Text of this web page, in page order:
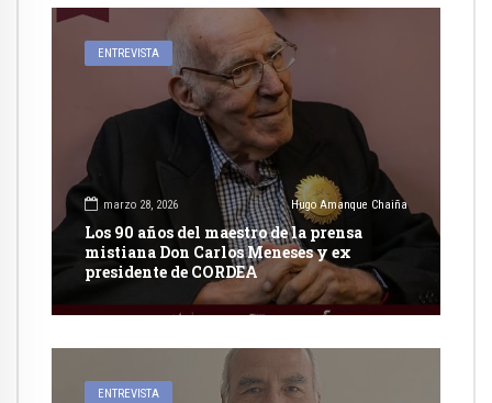
ENTREVISTA
marzo 28, 2026 Hugo Amanque Chaiña
Los 90 años del maestro de la prensa
mistiana Don Carlos Meneses y ex
presidente de CORDEA
ENTREVISTA